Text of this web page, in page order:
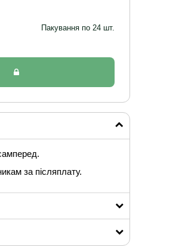
Пакування по 24 шт.
за післяплату.